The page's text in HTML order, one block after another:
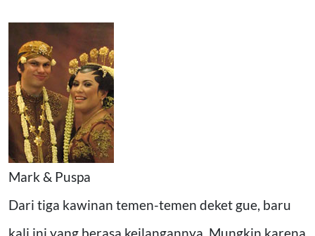
Mark & Puspa
Dari tiga kawinan temen-temen deket gue, baru